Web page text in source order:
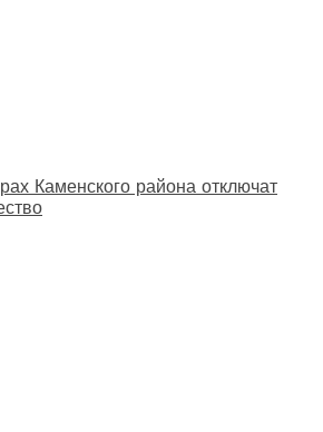
Каменского района отключат